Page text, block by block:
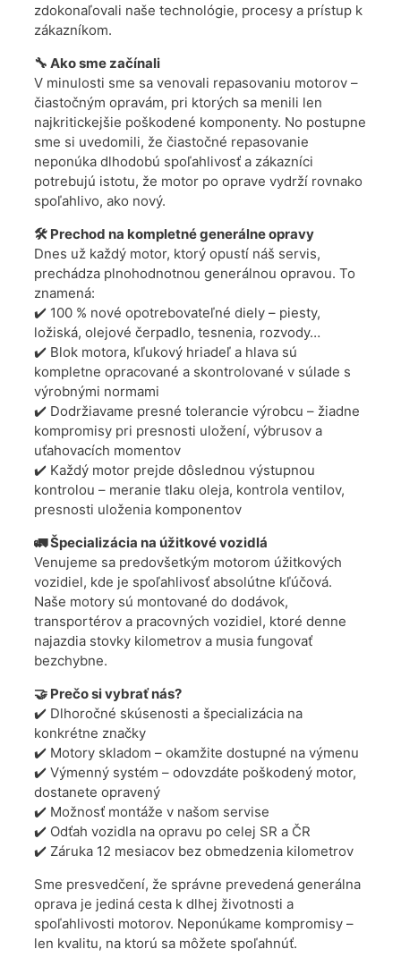
zdokonaľovali naše technológie, procesy a prístup k
zákazníkom.
🔧 Ako sme začínali
V minulosti sme sa venovali repasovaniu motorov –
čiastočným opravám, pri ktorých sa menili len
najkritickejšie poškodené komponenty. No postupne
sme si uvedomili, že čiastočné repasovanie
neponúka dlhodobú spoľahlivosť a zákazníci
potrebujú istotu, že motor po oprave vydrží rovnako
spoľahlivo, ako nový.
🛠️ Prechod na kompletné generálne opravy
Dnes už každý motor, ktorý opustí náš servis,
prechádza plnohodnotnou generálnou opravou. To
znamená:
✔️ 100 % nové opotrebovateľné diely – piesty,
ložiská, olejové čerpadlo, tesnenia, rozvody…
✔️ Blok motora, kľukový hriadeľ a hlava sú
kompletne opracované a skontrolované v súlade s
výrobnými normami
✔️ Dodržiavame presné tolerancie výrobcu – žiadne
kompromisy pri presnosti uložení, výbrusov a
uťahovacích momentov
✔️ Každý motor prejde dôslednou výstupnou
kontrolou – meranie tlaku oleja, kontrola ventilov,
presnosti uloženia komponentov
🚛 Špecializácia na úžitkové vozidlá
Venujeme sa predovšetkým motorom úžitkových
vozidiel, kde je spoľahlivosť absolútne kľúčová.
Naše motory sú montované do dodávok,
transportérov a pracovných vozidiel, ktoré denne
najazdia stovky kilometrov a musia fungovať
bezchybne.
🤝 Prečo si vybrať nás?
✔️ Dlhoročné skúsenosti a špecializácia na
konkrétne značky
✔️ Motory skladom – okamžite dostupné na výmenu
✔️ Výmenný systém – odovzdáte poškodený motor,
dostanete opravený
✔️ Možnosť montáže v našom servise
✔️ Odťah vozidla na opravu po celej SR a ČR
✔️ Záruka 12 mesiacov bez obmedzenia kilometrov
Sme presvedčení, že správne prevedená generálna
oprava je jediná cesta k dlhej životnosti a
spoľahlivosti motorov. Neponúkame kompromisy –
len kvalitu, na ktorú sa môžete spoľahnúť.